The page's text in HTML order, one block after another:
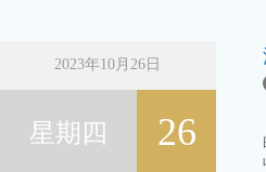
2023年10月26日
星期四 26